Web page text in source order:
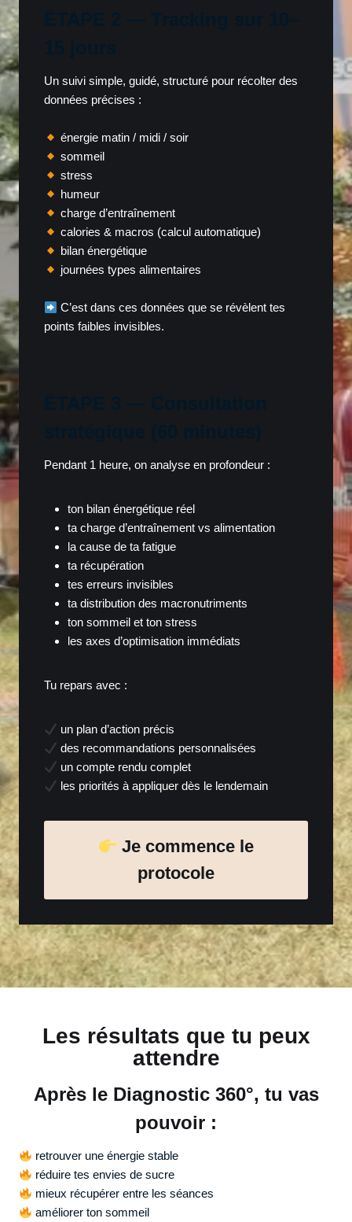
Un suivi simple, guidé, structuré pour récolter des
données précises :
énergie matin / midi / soir
sommeil
stress
humeur
charge d’entraînement
calories & macros (calcul automatique)
bilan énergétique
journées types alimentaires
C’est dans ces données que se révèlent tes
points faibles invisibles.
Pendant 1 heure, on analyse en profondeur :
ton bilan énergétique réel
ta charge d’entraînement vs alimentation
la cause de ta fatigue
ta récupération
tes erreurs invisibles
ta distribution des macronutriments
ton sommeil et ton stress
les axes d’optimisation immédiats
Tu repars avec :
un plan d’action précis
des recommandations personnalisées
un compte rendu complet
les priorités à appliquer dès le lendemain
Je commence le
protocole
Les résultats que tu peux
attendre
Après le Diagnostic 360°, tu vas
pouvoir :
retrouver une énergie stable
réduire tes envies de sucre
mieux récupérer entre les séances
améliorer ton sommeil